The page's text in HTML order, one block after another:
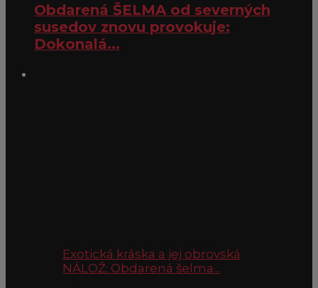
Obdarená ŠELMA od severných
susedov znovu provokuje:
Dokonalá...
Exotická kráska a jej obrovská
NÁLOŽ: Obdarená šelma...